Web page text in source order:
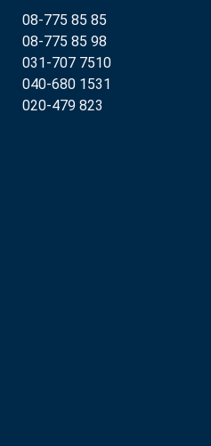
08-775 85 85
08-775 85 98
031-707 7510
040-680 1531
020-479 823